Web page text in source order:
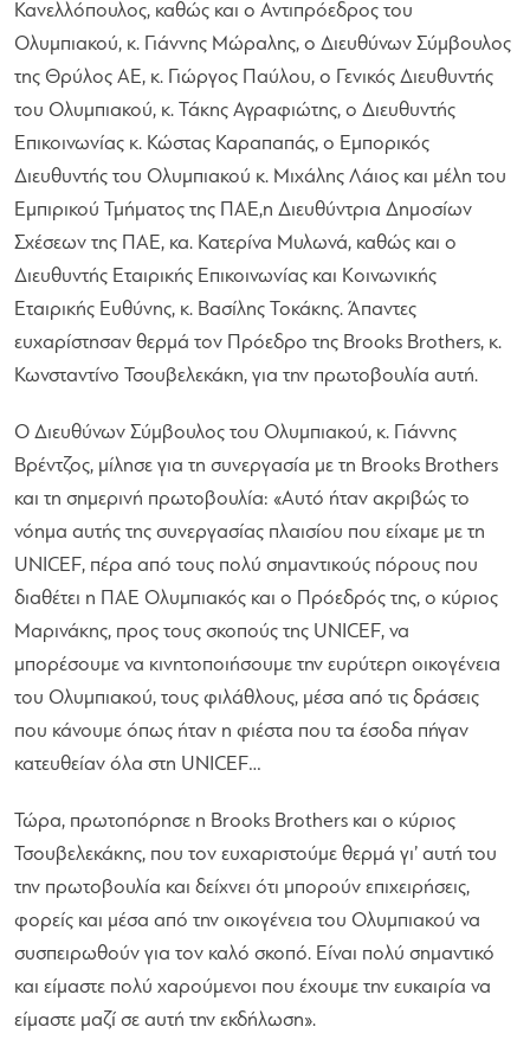
Κανελλόπουλος, καθώς και ο Αντιπρόεδρος του
Ολυμπιακού, κ. Γιάννης Μώραλης, ο Διευθύνων Σύμβουλος
της Θρύλος ΑΕ, κ. Γιώργος Παύλου, ο Γενικός Διευθυντής
του Ολυμπιακού, κ. Τάκης Αγραφιώτης, ο Διευθυντής
Επικοινωνίας κ. Κώστας Καραπαπάς, ο Εμπορικός
Διευθυντής του Ολυμπιακού κ. Μιχάλης Λάιος και μέλη του
Εμπιρικού Τμήματος της ΠΑΕ,η Διευθύντρια Δημοσίων
Σχέσεων της ΠΑΕ, κα. Κατερίνα Μυλωνά, καθώς και ο
Διευθυντής Εταιρικής Επικοινωνίας και Κοινωνικής
Εταιρικής Ευθύνης, κ. Βασίλης Τοκάκης. Άπαντες
ευχαρίστησαν θερμά τον Πρόεδρο της Brooks Brothers, κ.
Κωνσταντίνο Τσουβελεκάκη, για την πρωτοβουλία αυτή.
Ο Διευθύνων Σύμβουλος του Ολυμπιακού, κ. Γιάννης
Βρέντζος, μίλησε για τη συνεργασία με τη Brooks Brothers
και τη σημερινή πρωτοβουλία: «Αυτό ήταν ακριβώς το
νόημα αυτής της συνεργασίας πλαισίου που είχαμε με τη
UNICEF, πέρα από τους πολύ σημαντικούς πόρους που
διαθέτει η ΠΑΕ Ολυμπιακός και ο Πρόεδρός της, ο κύριος
Μαρινάκης, προς τους σκοπούς της UNICEF, να
μπορέσουμε να κινητοποιήσουμε την ευρύτερη οικογένεια
του Ολυμπιακού, τους φιλάθλους, μέσα από τις δράσεις
που κάνουμε όπως ήταν η φιέστα που τα έσοδα πήγαν
κατευθείαν όλα στη UNICEF…
Τώρα, πρωτοπόρησε η Brooks Brothers και ο κύριος
Τσουβελεκάκης, που τον ευχαριστούμε θερμά γι’ αυτή του
την πρωτοβουλία και δείχνει ότι μπορούν επιχειρήσεις,
φορείς και μέσα από την οικογένεια του Ολυμπιακού να
συσπειρωθούν για τον καλό σκοπό. Είναι πολύ σημαντικό
και είμαστε πολύ χαρούμενοι που έχουμε την ευκαιρία να
είμαστε μαζί σε αυτή την εκδήλωση».